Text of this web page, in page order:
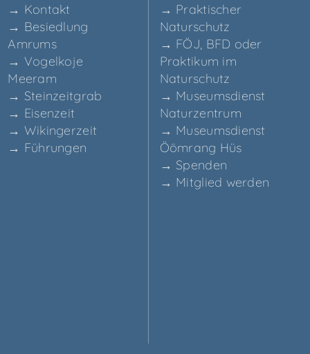
→ Kon­takt
→ Besied­lung
Amrums
→ Vogel­ko­je
Meeram
→ Stein­zeit­grab
→ Eisen­zeit
→ Wikin­ger­zeit
→ Füh­run­gen
→ Prak­ti­scher
Naturschutz
→ FÖJ, BFD oder
Prak­ti­kum im
Naturschutz
→ Muse­ums­dienst
Naturzentrum
→ Muse­ums­dienst
Ööm­rang Hüs
→ Spen­den
→ Mit­glied werden